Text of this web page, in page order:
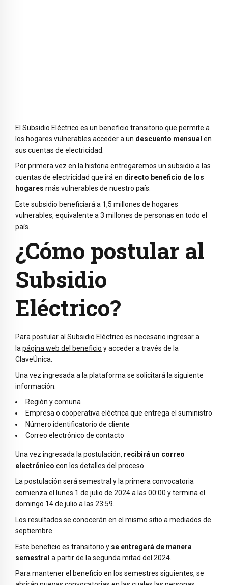
El Subsidio Eléctrico es un beneficio transitorio que permite a
los hogares vulnerables acceder a un descuento mensual en
sus cuentas de electricidad.
Por primera vez en la historia entregaremos un subsidio a las
cuentas de electricidad que irá en directo beneficio de los
hogares más vulnerables de nuestro país.
Este subsidio beneficiará a 1,5 millones de hogares
vulnerables, equivalente a 3 millones de personas en todo el
país.
¿Cómo postular al
Subsidio
Eléctrico?
Para postular al Subsidio Eléctrico es necesario ingresar a
la página web del beneficio y acceder a través de la
ClaveÚnica.
Una vez ingresada a la plataforma se solicitará la siguiente
información:
Región y comuna
Empresa o cooperativa eléctrica que entrega el suministro
Número identificatorio de cliente
Correo electrónico de contacto
Una vez ingresada la postulación, recibirá un correo
electrónico con los detalles del proceso
La postulación será semestral y la primera convocatoria
comienza el lunes 1 de julio de 2024 a las 00:00 y termina el
domingo 14 de julio a las 23:59.
Los resultados se conocerán en el mismo sitio a mediados de
septiembre.
Este beneficio es transitorio y se entregará de manera
semestral a partir de la segunda mitad del 2024.
Para mantener el beneficio en los semestres siguientes, se